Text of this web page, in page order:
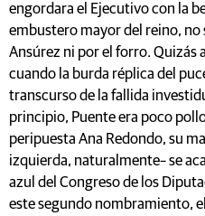
engordara el Ejecutivo con la
embustero mayor del reino, no
Ansúrez ni por el forro. Quizás
cuando la burda réplica del
transcurso de la fallida
principio, Puente era poco
peripuesta Ana Redondo, su
izquierda, naturalmente– se
azul del Congreso de los
este segundo nombramiento,